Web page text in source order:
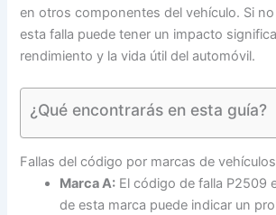
en otros componentes del vehículo. Si
esta falla puede tener un impacto
rendimiento y la vida útil del automóvil.
¿Qué encontrarás en esta guía?
Fallas del código por marcas de vehículos
Marca A: El código de falla P2509
de esta marca puede indicar un